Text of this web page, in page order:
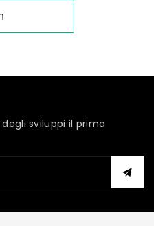
sviluppi il prima